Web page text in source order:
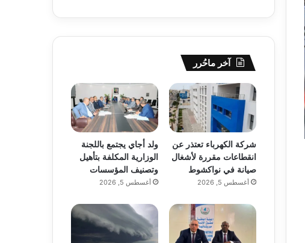
آخر ماحُرر
شركة الكهرباء تعتذر عن
انقطاعات مقررة لأشغال
صيانة في نواكشوط
أغسطس 5, 2026
ولد أجاي يجتمع باللجنة
الوزارية المكلفة بتأهيل
وتصنيف المؤسسات
أغسطس 5, 2026